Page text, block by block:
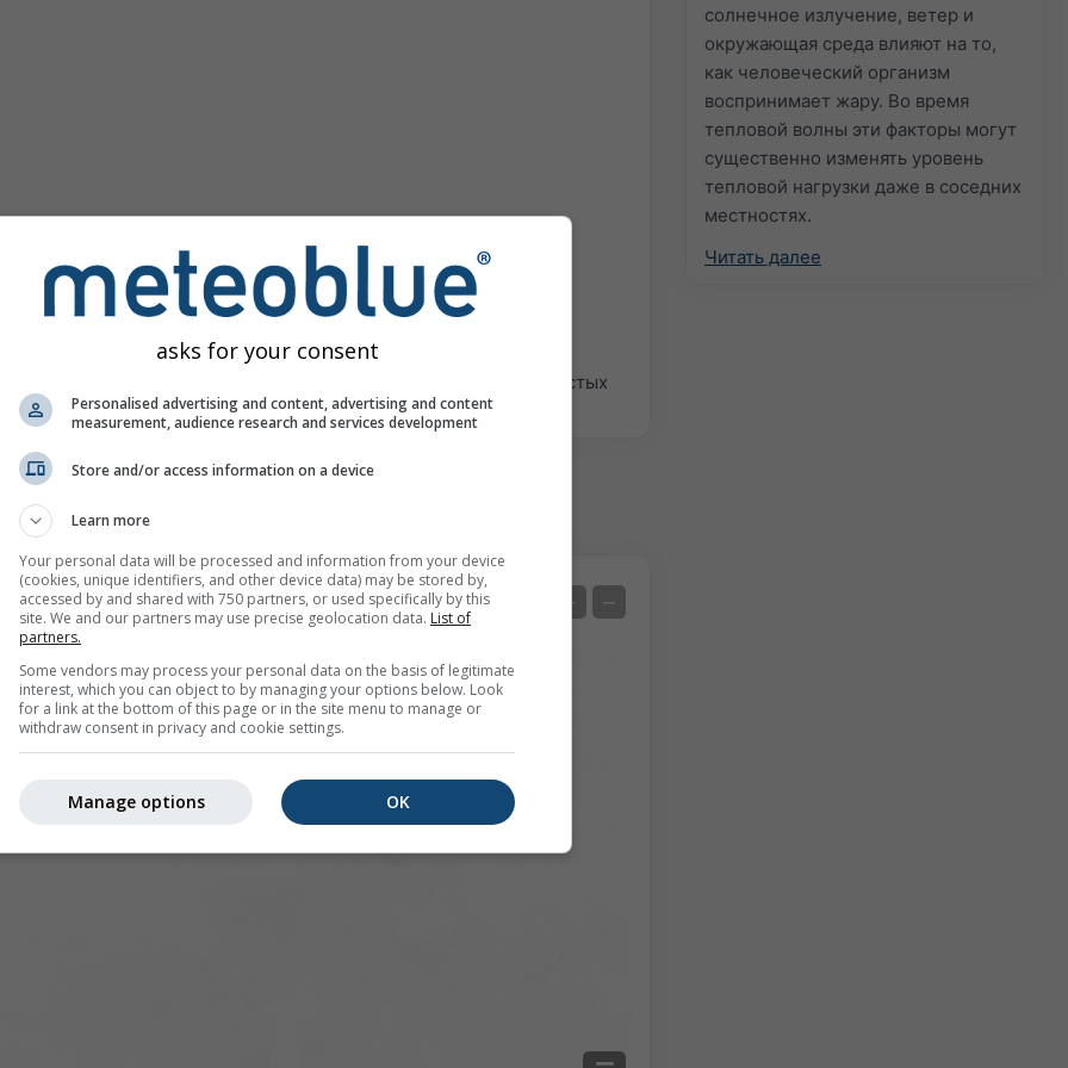
солнечное излучение, ветер и
окружающая среда влияют на то,
как человеческий организм
воспринимает жару. Во время
тепловой волны эти факторы могут
существенно изменять уровень
тепловой нагрузки даже в соседних
местностях.
Читать далее
для Нойс предоставляет всю информацию о погоде в 3 простых
Германия
+ −
asks for your consent
Personalised advertising and content, advertising and content
measurement, audience research and services development
Store and/or access information on a device
Learn more
Your personal data will be processed and information from your device
(cookies, unique identifiers, and other device data) may be stored by,
accessed by and shared with 750 partners, or used specifically by this
site. We and our partners may use precise geolocation data. List of
partners.
Some vendors may process your personal data on the basis of legitimate
interest, which you can object to by managing your options below. Look
for a link at the bottom of this page or in the site menu to manage or
withdraw consent in privacy and cookie settings.
OK
Manage options